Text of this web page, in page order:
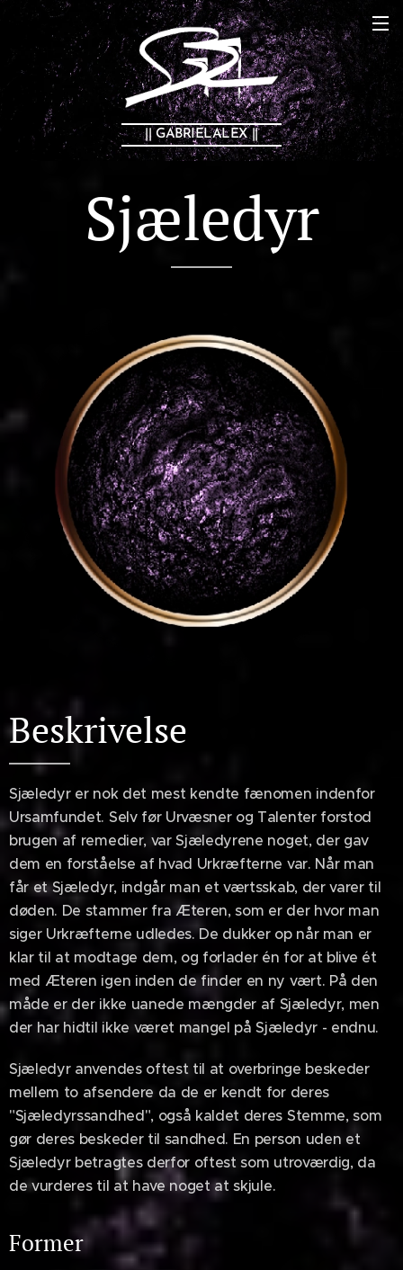
|| GABRIELALEX ||
Sjæledyr
Beskrivelse
Sjæledyr er nok det mest kendte fænomen indenfor
Ursamfundet. Selv før Urvæsner og Talenter forstod
brugen af remedier, var Sjæledyrene noget, der gav
dem en forståelse af hvad Urkræfterne var. Når man
får et Sjæledyr, indgår man et værtsskab, der varer til
døden. De stammer fra Æteren, som er der hvor man
siger Urkræfterne udledes. De dukker op når man er
klar til at modtage dem, og forlader én for at blive ét
med Æteren igen inden de finder en ny vært. På den
måde er der ikke uanede mængder af Sjæledyr, men
der har hidtil ikke været mangel på Sjæledyr - endnu.
Sjæledyr anvendes oftest til at overbringe beskeder
mellem to afsendere da de er kendt for deres
"Sjæledyrssandhed", også kaldet deres Stemme, som
gør deres beskeder til sandhed. En person uden et
Sjæledyr betragtes derfor oftest som utroværdig, da
de vurderes til at have noget at skjule.
Former